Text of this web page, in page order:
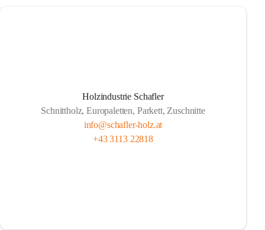
Holzindustrie Schafler
Schnittholz, Europaletten, Parkett, Zuschnitte
info@schafler-holz.at
+43 3113 22818